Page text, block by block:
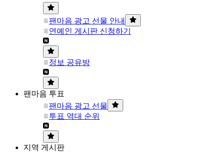
팬마음 광고 선물 안내
연예인 게시판 신청하기
정보 공유방
팬마음 투표
팬마음 광고 선물
투표 역대 순위
지역 게시판